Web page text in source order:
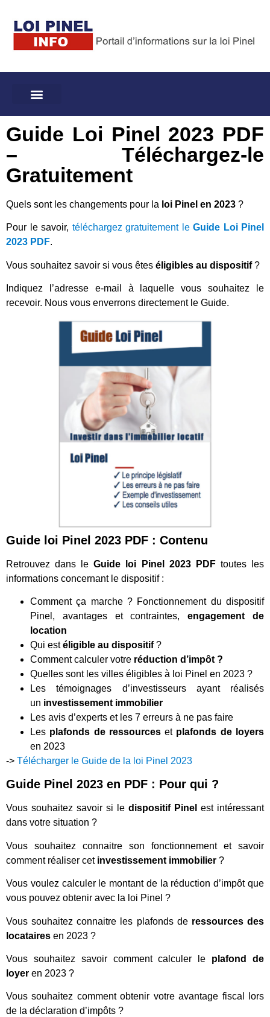
Guide Loi Pinel 2023 PDF
– Téléchargez-le
Gratuitement
Quels sont les changements pour la loi Pinel en 2023 ?
Pour le savoir, téléchargez gratuitement le Guide Loi Pinel
2023 PDF.
Vous souhaitez savoir si vous êtes éligibles au dispositif?
Indiquez l’adresse e-mail à laquelle vous souhaitez le
recevoir. Nous vous enverrons directement le Guide.
Guide loi Pinel 2023 PDF : Contenu
Retrouvez dans leGuide loi Pinel 2023 PDFtoutes les
informations concernant le dispositif :
Comment ça marche ? Fonctionnement du dispositif
Pinel, avantages et contraintes,engagement de
location
Qui estéligible au dispositif?
Comment calculer votre réduction d’impôt ?
Quelles sont les villes éligibles à loi Pinel en 2023 ?
Les témoignages d’investisseurs ayant réalisés
un investissement immobilier
Les avis d’experts et les 7 erreurs à ne pas faire
Les plafonds de ressourceset plafonds de loyers
en 2023
-> Télécharger le Guide de la loi Pinel 2023
Guide Pinel 2023 en PDF : Pour qui ?
Vous souhaitez savoir si le dispositif Pinel est intéressant
dans votre situation ?
Vous souhaitez connaitre son fonctionnement et savoir
comment réaliser cet investissement immobilier ?
Vous voulez calculer le montant de la réduction d’impôt que
vous pouvez obtenir avec la loi Pinel ?
Vous souhaitez connaitre les plafonds de ressources des
locataires en 2023 ?
Vous souhaitez savoir comment calculer le plafond de
loyer en 2023 ?
Vous souhaitez comment obtenir votre avantage fiscal lors
de la déclaration d’impôts ?